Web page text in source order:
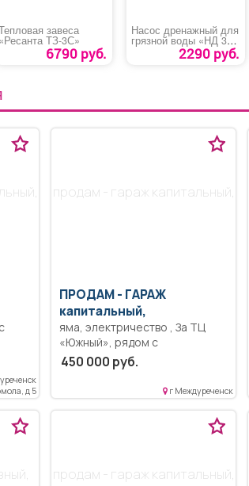
завеса
«Ресанта ТЗ-3С»
6790 руб.
Насос дренажный для
грязной воды «НД 350
Победа» 2290 руб.
д 5
продам - гараж капитальный,
ПРОДАМ - ГАРАЖ
капитальный,
яма, электричество , За ТЦ
«Южный», рядом с
подстанцией.
450 000 руб.
г Междуреченск
продам - гараж капитальный,